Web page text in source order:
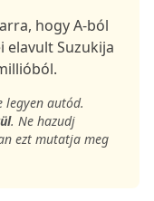
hogy A-ból
elavult Suzukija
legyen autód.
. Ne hazudj
ezt mutatja meg